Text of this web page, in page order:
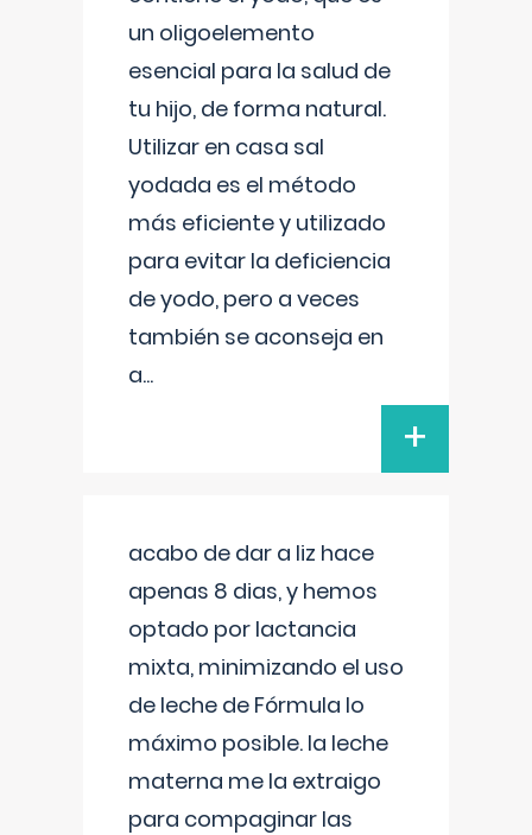
un oligoelemento
esencial para la salud de
tu hijo, de forma natural.
Utilizar en casa sal
yodada es el método
más eficiente y utilizado
para evitar la deficiencia
de yodo, pero a veces
también se aconseja en
a...
+
acabo de dar a liz hace
apenas 8 dias, y hemos
optado por lactancia
mixta, minimizando el uso
de leche de Fórmula lo
máximo posible. la leche
materna me la extraigo
para compaginar las